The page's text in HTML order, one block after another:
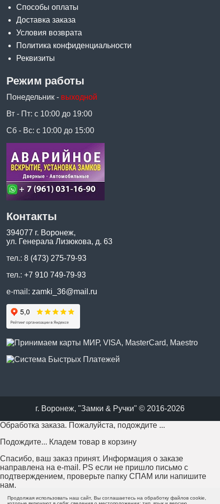
Способы оплаты
Доставка заказа
Условия возврата
Политика конфиденциальности
Реквизиты
Режим работы
Понедельник - выходной
Вт - Пт: с 10:00 до 19:00
Сб - Вс: с 10:00 до 15:00
Контакты
394077 г. Воронеж,
ул. Генерала Лизюкова, д. 63
тел.:8 (473) 275-79-93
тел.:+7 910 749-79-93
e-mail: zamki_36@mail.ru
г. Воронеж, "Замки & Ручки" © 2016-2026
Продолжая использовать наш сайт, Вы соглашаетесь на обработку файлов cookie,
Обработка заказа. Пожалуйста, подождите ...
Подождите... Кладем товар в корзину
Спасибо, ваш заказ принят. Информация о заказе
направлена на e-mail. PS если не пришло письмо с
подтверждением, проверьте папку СПАМ или напишите
нам.
Возникла проблема с отправкой заказа. Пожалуйста,